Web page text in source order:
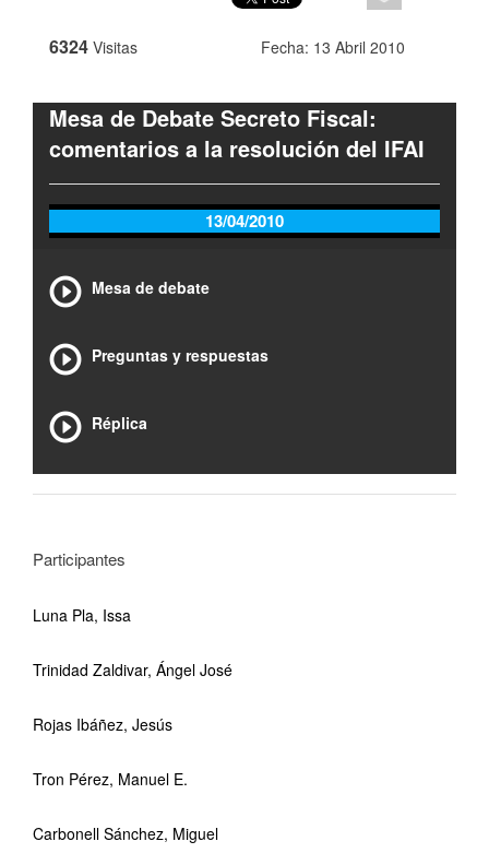
6324 Visitas Fecha: 13 Abril 2010
Mesa de Debate Secreto Fiscal:
comentarios a la resolución del IFAI
13/04/2010
Mesa de debate
Preguntas y respuestas
Réplica
Participantes
Luna Pla, Issa
Trinidad Zaldivar, Ángel José
Rojas Ibáñez, Jesús
Tron Pérez, Manuel E.
Carbonell Sánchez, Miguel